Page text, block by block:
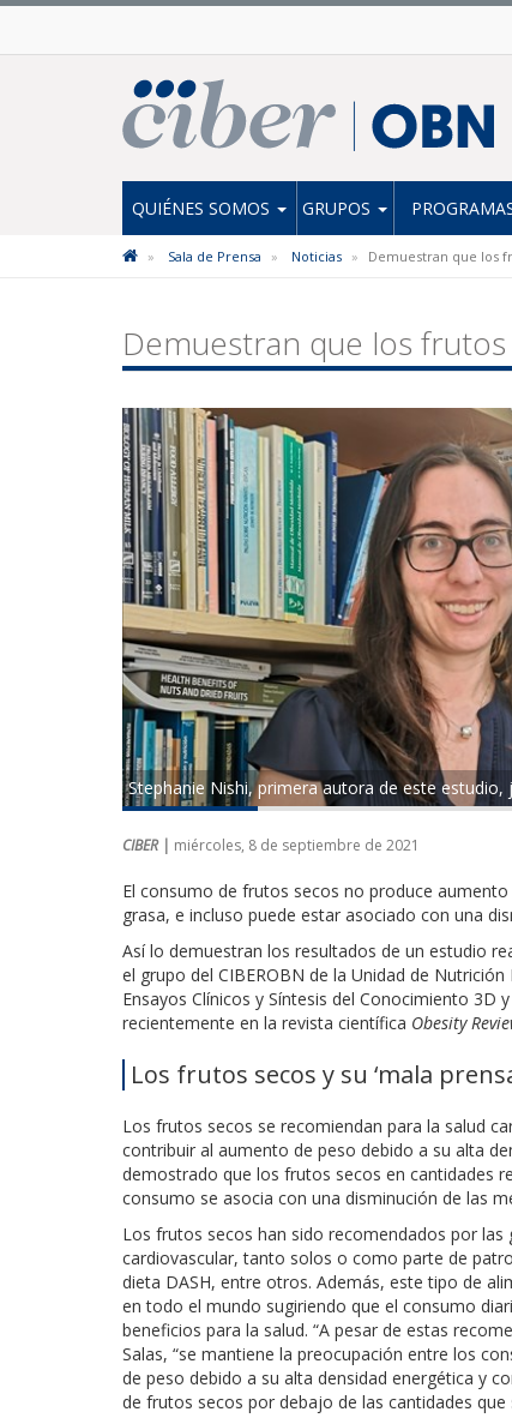
QUIÉNES SOMOS GRUPOS
Sala de Prensa Noticias Demuestran que los
Demuestran que los
Stephanie Nishi, primera autora de este estudio,
CIBER | miércoles, 8 de septiembre de 2021
El consumo de frutos secos no produce
grasa, e incluso puede estar asociado con una
Así lo demuestran los resultados de un estudio
el grupo del CIBEROBN de la Unidad de
Ensayos Clínicos y Síntesis del Conocimiento 3D
recientemente en la revista científica Obesity
Los frutos secos y su ‘mala
Los frutos secos se recomiendan para la salud
contribuir al aumento de peso debido a su alta
demostrado que los frutos secos en cantidades
consumo se asocia con una disminución de las
Los frutos secos han sido recomendados por las
cardiovascular, tanto solos o como parte de
dieta DASH, entre otros. Además, este tipo de
en todo el mundo sugiriendo que el consumo
beneficios para la salud. “A pesar de estas
Salas, “se mantiene la preocupación entre los
de peso debido a su alta densidad energética y
de frutos secos por debajo de las cantidades